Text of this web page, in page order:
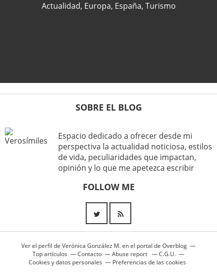
Actualidad, Europa, España, Turismo
SOBRE EL BLOG
Espacio dedicado a ofrecer desde mi
perspectiva la actualidad noticiosa, estilos
de vida, peculiaridades que impactan,
opinión y lo que me apetezca escribir
FOLLOW ME
Ver el perfil de Verónica González M.en el portal de Overblog
Top artículos
Contacto Abuse report
C.G.U.
Cookies y datos personales
Preferencias de las cookies